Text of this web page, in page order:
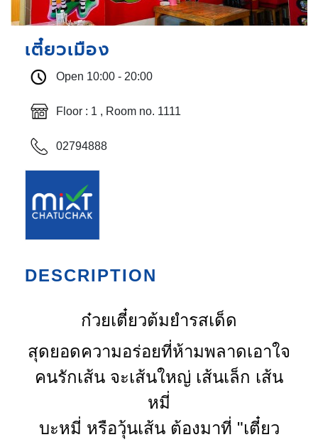
เตี๋ยวเมือง
Open 10:00 - 20:00
Floor : 1 , Room no. 1111
02794888
DESCRIPTION
ก๋วยเตี๋ยวต้มยำรสเด็ด
สุดยอดความอร่อยที่ห้ามพลาดเอาใจ
คนรักเส้น จะเส้นใหญ่ เส้นเล็ก เส้น
หมี่
บะหมี่ หรือวุ้นเส้น ต้องมาที่ "เตี๋ยว